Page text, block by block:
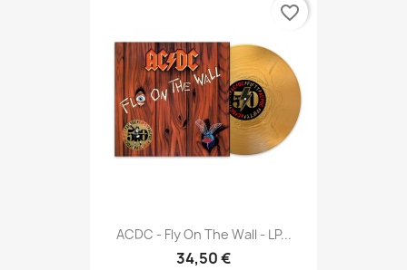
ACDC - Fly On The Wall - LP...
34,50 €
favorite_border